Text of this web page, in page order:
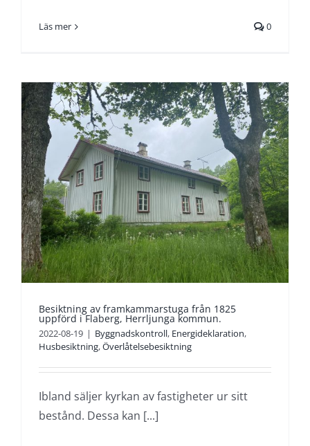
Läs mer 0
Besiktning av framkammarstuga från 1825
uppförd i Flaberg, Herrljunga kommun.
2022-08-19 | Byggnadskontroll, Energideklaration,
Husbesiktning,Överlåtelsebesiktning
Ibland säljer kyrkan av fastigheter ur sitt
bestånd. Dessa kan [...]